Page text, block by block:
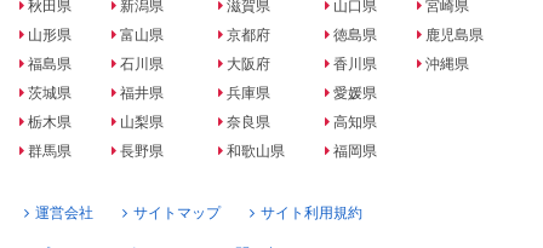
秋田県
山形県
福島県
茨城県
栃木県
群馬県
新潟県
富山県
石川県
福井県
山梨県
長野県
滋賀県
京都府
大阪府
兵庫県
奈良県
和歌山県
山口県
徳島県
香川県
愛媛県
高知県
福岡県
宮崎県
鹿児島県
沖縄県
運営会社 サイトマップ サイト利用規約